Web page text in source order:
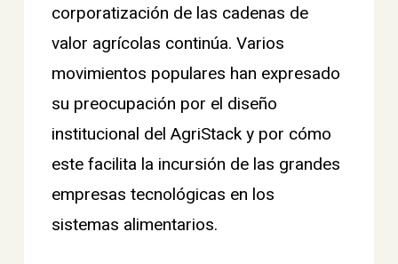
corporatización de las cadenas de
valor agrícolas continúa. Varios
movimientos populares han expresado
su preocupación por el diseño
institucional del AgriStack y por cómo
este facilita la incursión de las grandes
empresas tecnológicas en los
sistemas alimentarios.